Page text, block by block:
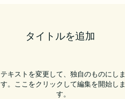
タイトルを追加
テキストを変更して、独自のものにしま
す。ここをクリックして編集を開始しま
す。